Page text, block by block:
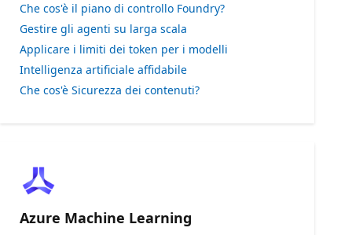
Che cos'è il piano di controllo Foundry?
Gestire gli agenti su larga scala
Applicare i limiti dei token per i modelli
Intelligenza artificiale affidabile
Che cos'è Sicurezza dei contenuti?
Azure Machine Learning